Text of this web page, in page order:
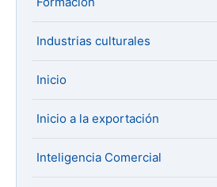
Industrias culturales
Inicio
Inicio a la exportación
Inteligencia Comercial